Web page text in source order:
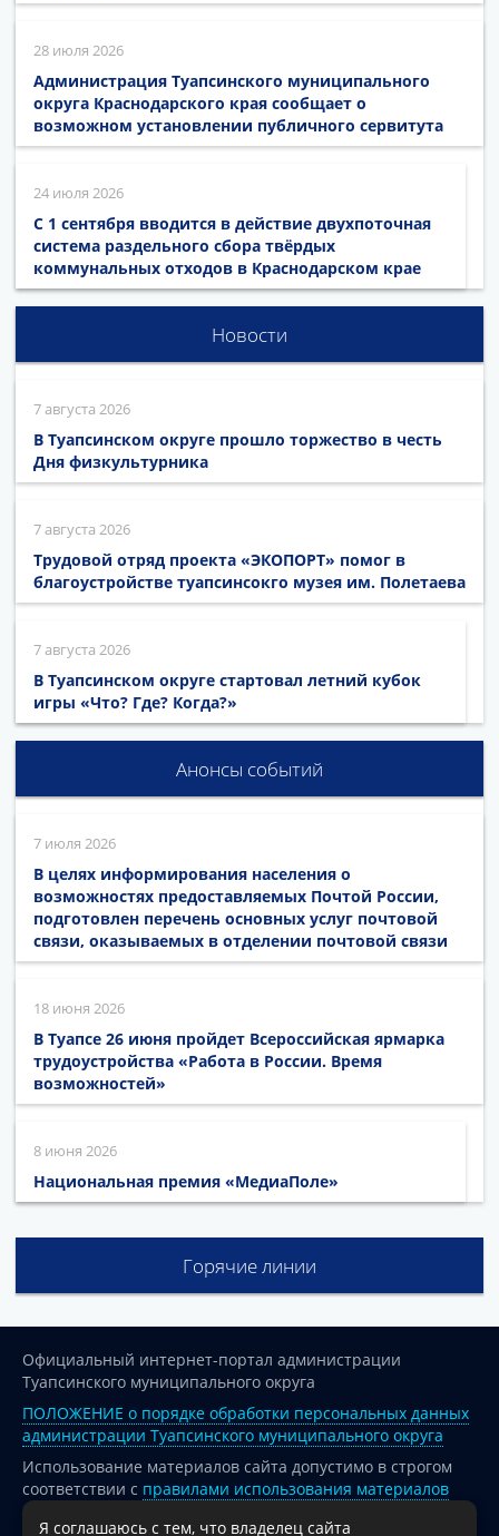
28 июля 2026
Администрация Туапсинского муниципального
округа Краснодарского края сообщает о
возможном установлении публичного сервитута
24 июля 2026
С 1 сентября вводится в действие двухпоточная
система раздельного сбора твёрдых
коммунальных отходов в Краснодарском крае
Новости
7 августа 2026
В Туапсинском округе прошло торжество в честь
Дня физкультурника
7 августа 2026
Трудовой отряд проекта «ЭКОПОРТ» помог в
благоустройстве туапсинсокго музея им. Полетаева
7 августа 2026
В Туапсинском округе стартовал летний кубок
игры «Что? Где? Когда?»
Анонсы событий
7 июля 2026
В целях информирования населения о
возможностях предоставляемых Почтой России,
подготовлен перечень основных услуг почтовой
связи, оказываемых в отделении почтовой связи
18 июня 2026
В Туапсе 26 июня пройдет Всероссийская ярмарка
трудоустройства «Работа в России. Время
возможностей»
8 июня 2026
Национальная премия «МедиаПоле»
Горячие линии
Официальный интернет-портал администрации
Туапсинского муниципального округа
ПОЛОЖЕНИЕ о порядке обработки персональных данных
администрации Туапсинского муниципального округа
Использование материалов сайта допустимо в строгом
соответствии с правилами использования материалов
опубликованных на сайте
Я соглашаюсь с тем, что владелец сайта